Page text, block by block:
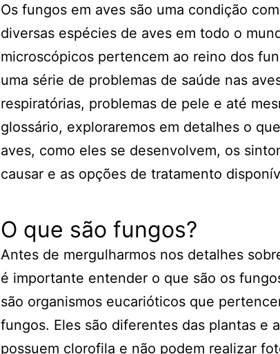
Os fungos em aves são uma condição
diversas espécies de aves em todo o
microscópicos pertencem ao reino dos
uma série de problemas de saúde nas
respiratórias, problemas de pele e até
glossário, exploraremos em detalhes o
aves, como eles se desenvolvem, os
causar e as opções de tratamento
O que são fungos?
Antes de mergulharmos nos detalhes
é importante entender o que são os
são organismos eucarióticos que
fungos. Eles são diferentes das plantas e
possuem clorofila e não podem realizar